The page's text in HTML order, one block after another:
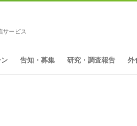
サービス
告知・募集 研究・調査報告 外